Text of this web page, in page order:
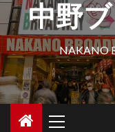
中野
NAKANO